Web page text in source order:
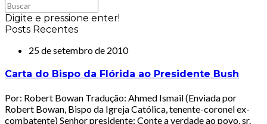
Digite e pressione enter!
Posts Recentes
25 de setembro de 2010
Carta do Bispo da Flórida ao Presidente Bush
Por: Robert Bowan Tradução: Ahmed Ismail (Enviada por
Robert Bowan, Bispo da Igreja Católica, tenente-coronel ex-
combatente) Senhor presidente: Conte a verdade ao povo, sr.